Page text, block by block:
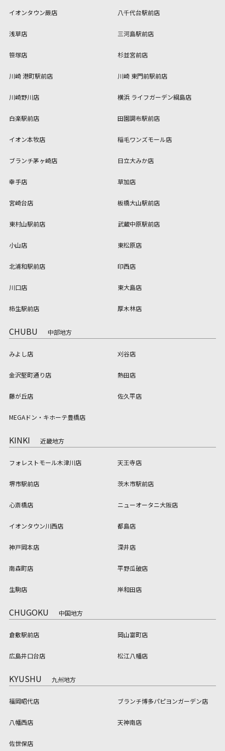
イオンタウン蕨店 八千代台駅前店
浅草店 三河島駅前店
笹塚店 杉並宮前店
川崎 港町駅前店 川崎 東門前駅前店
川崎野川店 横浜 ライフガーデン綱島店
白楽駅前店 田園調布駅前店
イオン本牧店 稲毛ワンズモール店
ブランチ茅ヶ崎店 日立大みか店
幸手店 草加店
宮崎台店 板橋大山駅前店
東村山駅前店 武蔵中原駅前店
小山店 東松原店
北浦和駅前店 印西店
川口店 東大島店
柿生駅前店 厚木林店
CHUBU 中部地方
みよし店 刈谷店
金沢堅町通り店 熱田店
藤が丘店 佐久平店
MEGAドン・キホーテ豊橋店
KINKI 近畿地方
フォレストモール木津川店 天王寺店
堺市駅前店 茨木市駅前店
心斎橋店 ニューオータニ大阪店
イオンタウン川西店 都島店
神戸岡本店 深井店
南森町店 平野瓜破店
生駒店 岸和田店
CHUGOKU 中国地方
倉敷駅前店 岡山富町店
広島井口台店 松江八幡店
KYUSHU 九州地方
福岡昭代店 ブランチ博多パピヨンガーデン店
八幡西店 天神南店
佐世保店